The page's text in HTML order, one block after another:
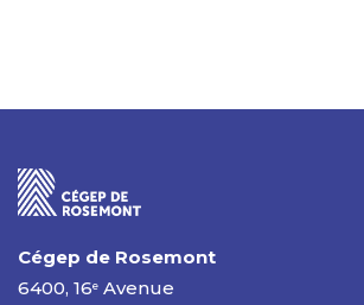
Cégep de Rosemont
6400, 16e Avenue